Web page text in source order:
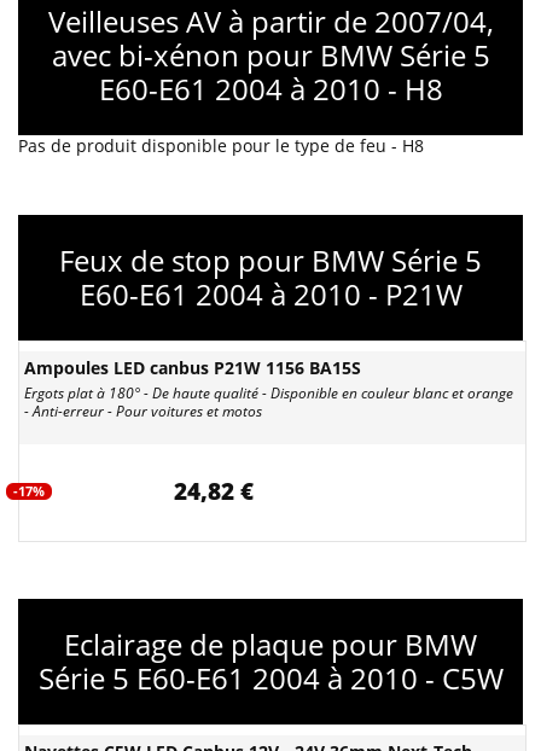
Veilleuses AV à partir de 2007/04,
avec bi-xénon pour BMW Série 5
E60-E61 2004 à 2010 - H8
Pas de produit disponible pour le type de feu - H8
Feux de stop pour BMW Série 5
E60-E61 2004 à 2010 - P21W
Ampoules LED canbus P21W 1156 BA15S
Ergots plat à 180° - De haute qualité - Disponible en couleur blanc et orange
- Anti-erreur - Pour voitures et motos
-17% 24,82 €
Eclairage de plaque pour BMW
Série 5 E60-E61 2004 à 2010 - C5W